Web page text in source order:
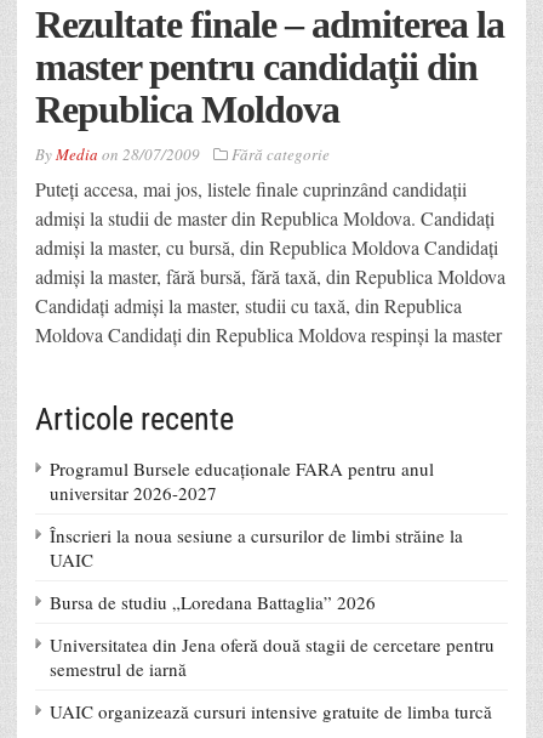
Rezultate finale – admiterea la
master pentru candidaţii din
Republica Moldova
ByMedia on 28/07/2009 Fără categorie
Puteţi accesa, mai jos, listele finale cuprinzând candidaţii
admişi la studii de master din Republica Moldova. Candidaţi
admişi la master, cu bursă, din Republica Moldova Candidaţi
admişi la master, fără bursă, fără taxă, din Republica Moldova
Candidaţi admişi la master, studii cu taxă, din Republica
Moldova Candidaţi din Republica Moldova respinşi la master
Articole recente
Programul Bursele educaționale FARA pentru anul
universitar 2026-2027
Înscrieri la noua sesiune a cursurilor de limbi străine la
UAIC
Bursa de studiu „Loredana Battaglia” 2026
Universitatea din Jena oferă două stagii de cercetare pentru
semestrul de iarnă
UAIC organizează cursuri intensive gratuite de limba turcă